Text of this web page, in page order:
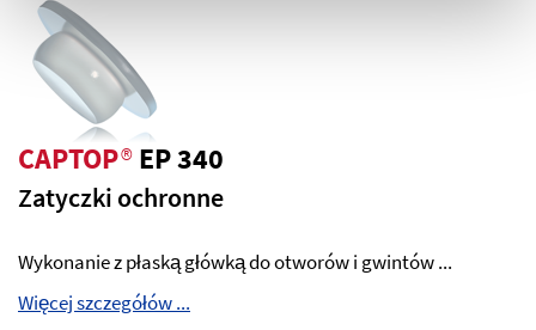
CAPTOP®EP 340
Zatyczki ochronne
Wykonanie z płaską główką do otworów i gwintów ...
Więcej szczegółów ...